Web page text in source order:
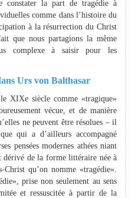
constater la part de tragédie à
comme dans l’histoire du
à la résurrection du Christ
que nous partagions la même
complexe à saisir pour les
Urs von Balthasar
XIXe siècle comme «tragique»
vécue, et de manière
ne peuvent être résolues – il
qui a d’ailleurs accompagné
pensées modernes athées niant
dérivé de la forme littéraire née à
Christ qu’on nomme «tragédie».
prise non seulement au sens
et ressuscitée à partir de la